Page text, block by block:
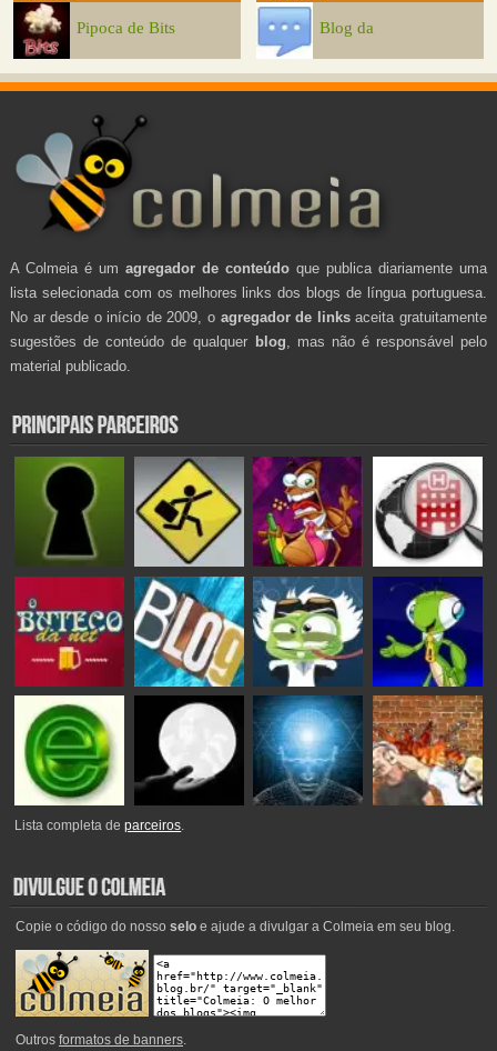
Pipoca de Bits Blog da
A Colmeia é um agregador de conteúdo que publica diariamente uma
lista selecionada com os melhores links dos blogs de língua portuguesa.
No ar desde o início de 2009, o agregador de linksaceita gratuitamente
sugestões de conteúdo de qualquer blog , mas não é responsável pelo
material publicado.
Lista completa deparceiros.
Copie o código do nosso seloe ajude a divulgar a Colmeia em seu blog.
Outros formatos de banners.